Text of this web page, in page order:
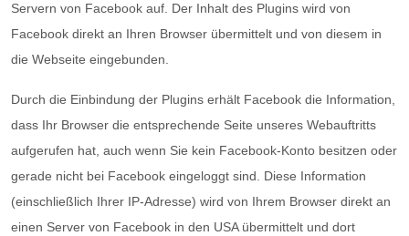
Servern von Facebook auf. Der Inhalt des Plugins wird von
Facebook direkt an Ihren Browser übermittelt und von diesem in
die Webseite eingebunden.
Durch die Einbindung der Plugins erhält Facebook die Information,
dass Ihr Browser die entsprechende Seite unseres Webauftritts
aufgerufen hat, auch wenn Sie kein Facebook-Konto besitzen oder
gerade nicht bei Facebook eingeloggt sind. Diese Information
(einschließlich Ihrer IP-Adresse) wird von Ihrem Browser direkt an
einen Server von Facebook in den USA übermittelt und dort